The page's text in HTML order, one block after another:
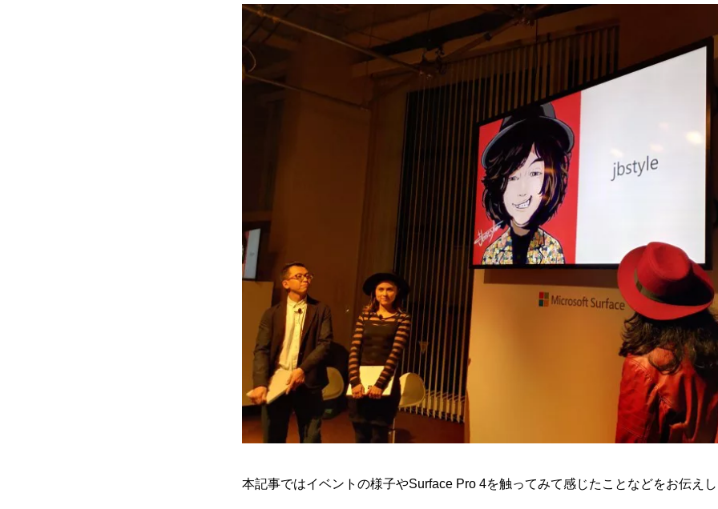
本記事ではイベントの様子やSurface Pro 4を触ってみて感じたことなどをお伝え